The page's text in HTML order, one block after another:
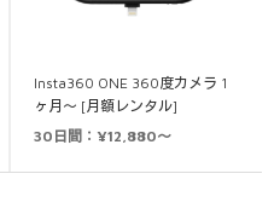
Insta360 ONE 360度カメラ 1
ヶ月～ [月額レンタル]
30日間：¥12,880～